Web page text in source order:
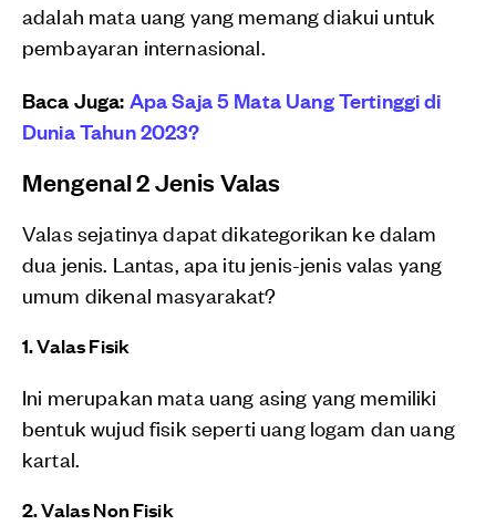
adalah mata uang yang memang diakui untuk
pembayaran internasional.
Baca Juga:Apa Saja 5 Mata Uang Tertinggi di
Dunia Tahun 2023?
Mengenal 2 Jenis Valas
Valas sejatinya dapat dikategorikan ke dalam
dua jenis. Lantas, apa itu jenis-jenis valas yang
umum dikenal masyarakat?
1. Valas Fisik
Ini merupakan mata uang asing yang memiliki
bentuk wujud fisik seperti uang logam dan uang
kartal.
2. Valas Non Fisik